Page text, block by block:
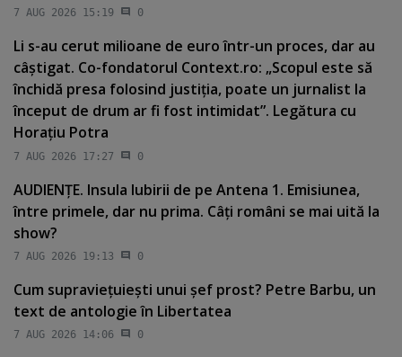
7 AUG 2026 15:19 0
Li s-au cerut milioane de euro într-un proces, dar au
câştigat. Co-fondatorul Context.ro: „Scopul este să
închidă presa folosind justiţia, poate un jurnalist la
început de drum ar fi fost intimidat”. Legătura cu
Horaţiu Potra
7 AUG 2026 17:27 0
AUDIENŢE. Insula Iubirii de pe Antena 1. Emisiunea,
între primele, dar nu prima. Câţi români se mai uită la
show?
7 AUG 2026 19:13 0
Cum supravieţuieşti unui şef prost? Petre Barbu, un
text de antologie în Libertatea
7 AUG 2026 14:06 0